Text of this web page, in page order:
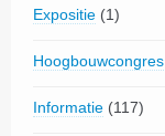
Expositie (1)
Hoogbouwcongres
Informatie (117)